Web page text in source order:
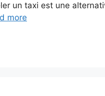
un taxi est une
more